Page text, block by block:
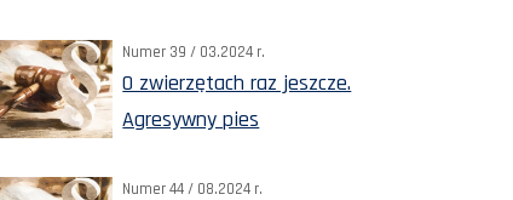
Numer 39 / 03.2024 r.
O zwierzętach raz jeszcze.
Agresywny pies
Numer 44 / 08.2024 r.